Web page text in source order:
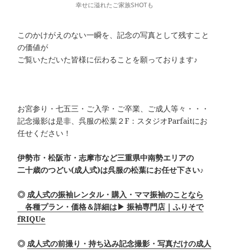
幸せに溢れたご家族SHOTも
このかけがえのない一瞬を、記念の写真として残すこと
の価値が
ご覧いただいた皆様に伝わることを願っております♪
お宮参り・七五三・ご入学・ご卒業、ご成人等々・・・
記念撮影は是非、呉服の松葉２F：スタジオParfaitにお
任せください！
伊勢市・松阪市・志摩市など三重県中南勢エリアの
二十歳のつどい(成人式)は呉服の松葉にお任せ下さい♪
◎成人式の振袖レンタル・購入・ママ振袖のことなら
各種プラン・価格＆詳細は▶ 振袖専門店｜ふりそで
fRIQUe
◎成人式の前撮り・持ち込み記念撮影・写真だけの成人